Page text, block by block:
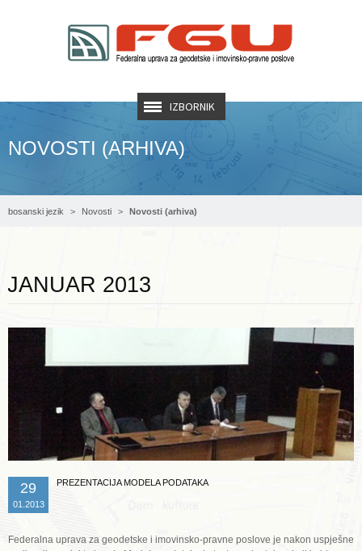
IZBORNIK
NOVOSTI (ARHIVA)
bosanski jezik Novosti Novosti (arhiva)
JANUAR 2013
29
01.2013
PREZENTACIJA MODELA PODATAKA
Federalna uprava za geodetske i imovinsko-pravne poslove je nakon uspješne